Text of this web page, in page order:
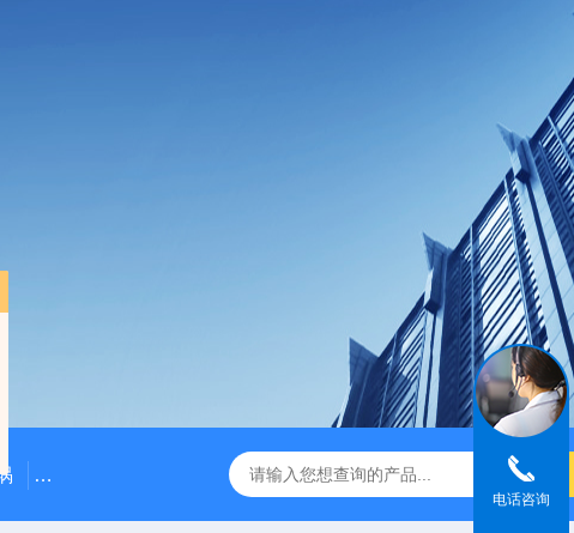
A028610A028610 FILTER REPLAN AM11-1 viledon P15/
电话咨询